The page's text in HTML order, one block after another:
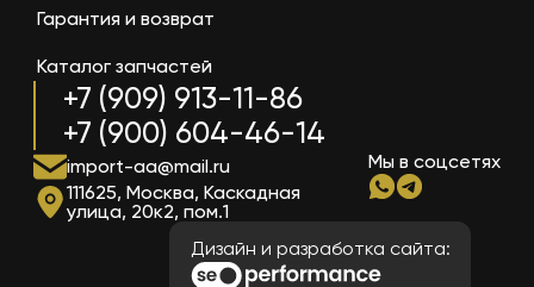
+7 (909) 913-11-86
+7 (900) 604-46-14
Гарантия и возврат
Каталог запчастей
import-aa@mail.ru
111625, Москва, Каскадная
улица, 20к2, пом.1
Мы в соцсетях
Дизайн и разработка сайта: